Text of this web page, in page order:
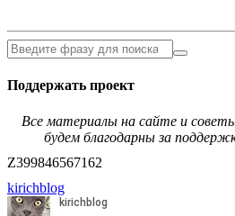
Поддержать проект
Все материалы на сайте и
будем благодарны за
Z399846567162
kirichblog